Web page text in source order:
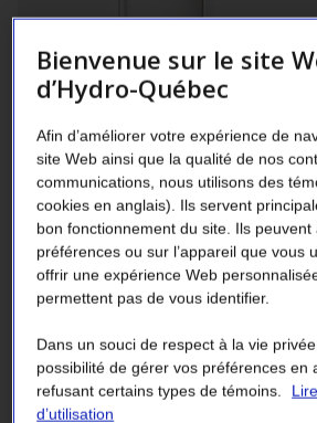
Les
modèles
certifiés
ENERGY
STAR ®
été
mis
à
l’essai
Réfrigérateurs
Les modèles certifiésENERGY STAR
l’essai et ont prouvé que leur
9 ou 10 % la norme de rendement
Bienvenue sur le site
d’Hydro-Québec
Afin d’améliorer votre expérience de
site Web ainsi que la qualité de nos
communications, nous utilisons des
cookies en anglais). Ils servent
bon fonctionnement du site. Ils
préférences ou sur l’appareil que vous
offrir une expérience Web
permettent pas de vous identifier.
Dans un souci de respect à la vie
possibilité de gérer vos préférences en
refusant certains types de témoins.
d’utilisation